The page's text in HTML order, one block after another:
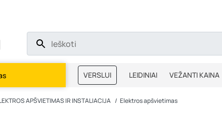
VERSLUI LEIDINIAI VEŽANTI KAINA
MOKIBLOGAS IŠPARDAVIMAS
APŠVIETIMAS IR INSTALIACIJA Elektros apšvietimas